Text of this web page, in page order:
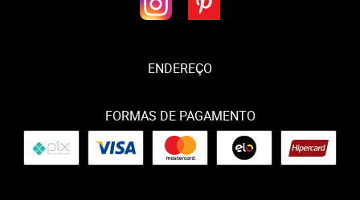
ENDEREÇO
FORMAS DE PAGAMENTO